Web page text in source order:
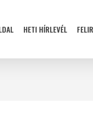
HETI HÍRLEVÉL